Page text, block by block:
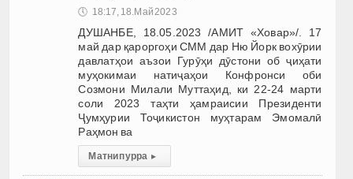
🕔 18:17, 18.Май 2023
ДУШАНБЕ, 18.05.2023 /АМИТ «Ховар»/. 17
май дар қароргоҳи СММ дар Ню Йорк вохӯрии
давлатҳои аъзои Гурӯҳи дӯстони об ҷиҳати
муҳокимаи натиҷаҳои Конфронси оби
Созмони Милали Муттаҳид, ки 22-24 марти
соли 2023 таҳти ҳамраисии Президенти
Ҷумҳурии Тоҷикистон муҳтарам Эмомалӣ
Раҳмон ва
Матни пурра ▸